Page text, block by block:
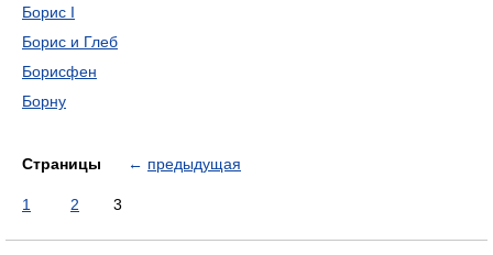
Борис I
Борис и Глеб
Борисфен
Борну
Страницы ← предыдущая
1 2 3